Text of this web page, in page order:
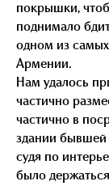
покрышки,
поднимало
одном из
Армении.
Нам удалось
частично
частично в
здании бывшей
судя по
было